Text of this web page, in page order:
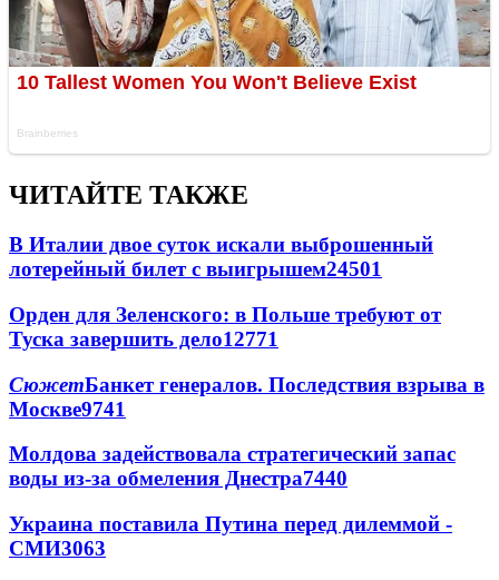
ЧИТАЙТЕ ТАКЖЕ
В Италии двое суток искали выброшенный
лотерейный билет с выигрышем24501
Орден для Зеленского: в Польше требуют от
Туска завершить дело12771
СюжетБанкет генералов. Последствия взрыва в
Москве9741
Молдова задействовала стратегический запас
воды из-за обмеления Днестра7440
Украина поставила Путина перед дилеммой -
СМИ3063